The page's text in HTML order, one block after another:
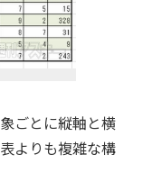
ごとに縦軸と横
よりも複雑な構